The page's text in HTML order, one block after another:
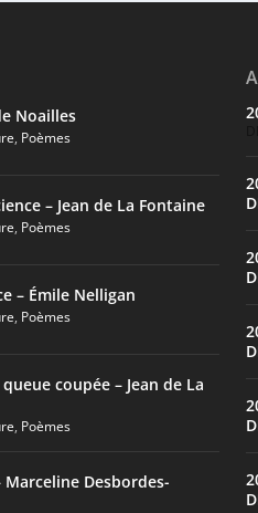
Noailles
, Poèmes
– Jean de La Fontaine
, Poèmes
– Émile Nelligan
, Poèmes
coupée – Jean de La
, Poèmes
Marceline Desbordes-